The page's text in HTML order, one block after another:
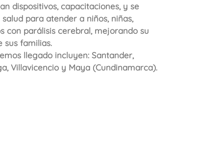
dispositivos, capacitaciones, y se
para atender a niños, niñas,
con parálisis cerebral, mejorando su
sus familias.
llegado incluyen:Santander,
Villavicencio y Maya (Cundinamarca).